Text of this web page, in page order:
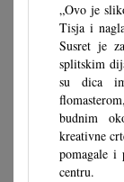
„Ovo je
Tisja i
Susret je
splitskim
su dica
budnim
kreativne
pomagale i
centru.